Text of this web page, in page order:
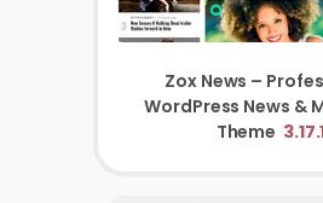
Zox News –
WordPress News &
Theme